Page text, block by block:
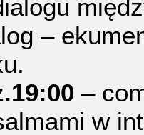
–
–
w